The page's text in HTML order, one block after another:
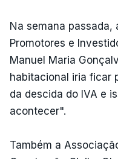
Na semana passada,
Promotores e
Manuel Maria
habitacional iria ficar
da descida do IVA e
acontecer".
Também a